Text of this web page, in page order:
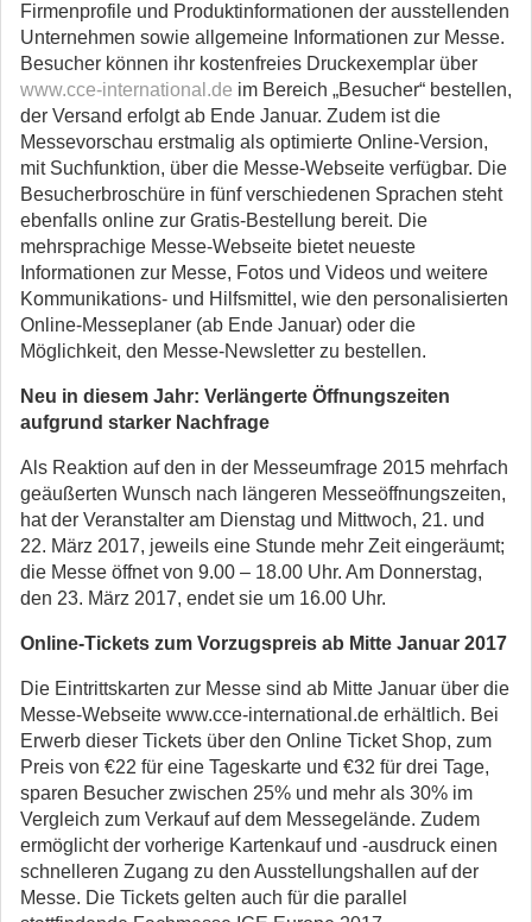
Firmenprofile und Produktinformationen der ausstellenden
Unternehmen sowie allgemeine Informationen zur Messe.
Besucher können ihr kostenfreies Druckexemplar über
www.cce-international.de im Bereich „Besucher“ bestellen,
der Versand erfolgt ab Ende Januar. Zudem ist die
Messevorschau erstmalig als optimierte Online-Version,
mit Suchfunktion, über die Messe-Webseite verfügbar. Die
Besucherbroschüre in fünf verschiedenen Sprachen steht
ebenfalls online zur Gratis-Bestellung bereit. Die
mehrsprachige Messe-Webseite bietet neueste
Informationen zur Messe, Fotos und Videos und weitere
Kommunikations- und Hilfsmittel, wie den personalisierten
Online-Messeplaner (ab Ende Januar) oder die
Möglichkeit, den Messe-Newsletter zu bestellen.
Neu in diesem Jahr: Verlängerte Öffnungszeiten
aufgrund starker Nachfrage
Als Reaktion auf den in der Messeumfrage 2015 mehrfach
geäußerten Wunsch nach längeren Messeöffnungszeiten,
hat der Veranstalter am Dienstag und Mittwoch, 21. und
22. März 2017, jeweils eine Stunde mehr Zeit eingeräumt;
die Messe öffnet von 9.00 – 18.00 Uhr. Am Donnerstag,
den 23. März 2017, endet sie um 16.00 Uhr.
Online-Tickets zum Vorzugspreis ab Mitte Januar 2017
Die Eintrittskarten zur Messe sind ab Mitte Januar über die
Messe-Webseite www.cce-international.de erhältlich. Bei
Erwerb dieser Tickets über den Online Ticket Shop, zum
Preis von €22 für eine Tageskarte und €32 für drei Tage,
sparen Besucher zwischen 25% und mehr als 30% im
Vergleich zum Verkauf auf dem Messegelände. Zudem
ermöglicht der vorherige Kartenkauf und -ausdruck einen
schnelleren Zugang zu den Ausstellungshallen auf der
Messe. Die Tickets gelten auch für die parallel